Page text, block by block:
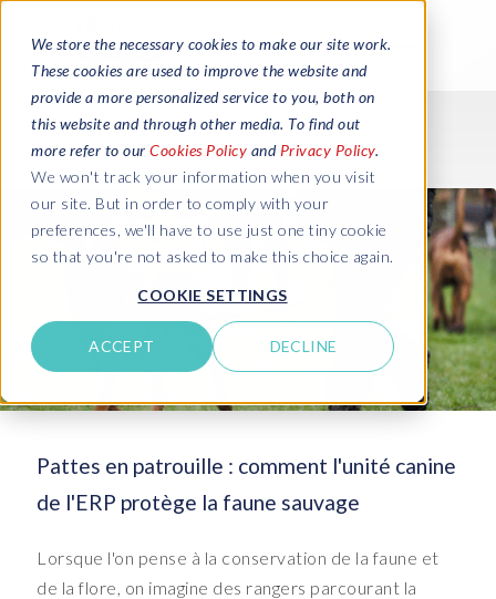
We store the necessary cookies to make our site work.
These cookies are used to improve the website and
provide a more personalized service to you, both on
this website and through other media. To find out
more refer to our Cookies Policy and Privacy Policy.
We won't track your information when you visit
our site. But in order to comply with your
preferences, we'll have to use just one tiny cookie
so that you're not asked to make this choice again.
COOKIE SETTINGS
ACCEPT DECLINE
Pattes en patrouille : comment l'unité canine
de l'ERP protège la faune sauvage
Lorsque l'on pense à la conservation de la faune et
de la flore, on imagine des rangers parcourant la